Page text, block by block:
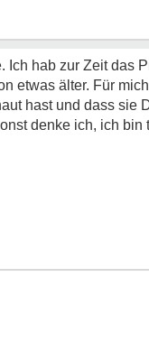
Ich hab zur Zeit das
etwas älter. Für
hast und dass sie
denke ich, ich bin